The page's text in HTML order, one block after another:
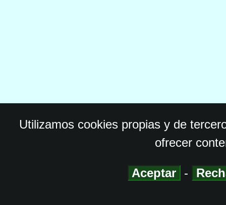
Utilizamos cookies propias y de
ofrecer
Aceptar -